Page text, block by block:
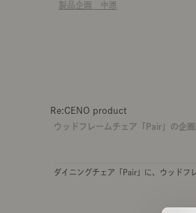
製品企画 中原
Re:CENO product
ウッドフレームチェア「Pair」の企
ダイニングチェア「Pair」に、ウッドフ